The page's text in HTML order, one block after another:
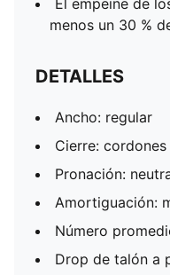
El empeine de
menos un 30 %
DETALLES
Ancho: regular
Cierre: cordones
Pronación:
Amortiguación:
Número
Drop de talón a